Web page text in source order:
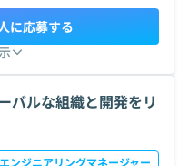
に応募する
バルな組織と開発をリ
エンジニアリングマネージャー